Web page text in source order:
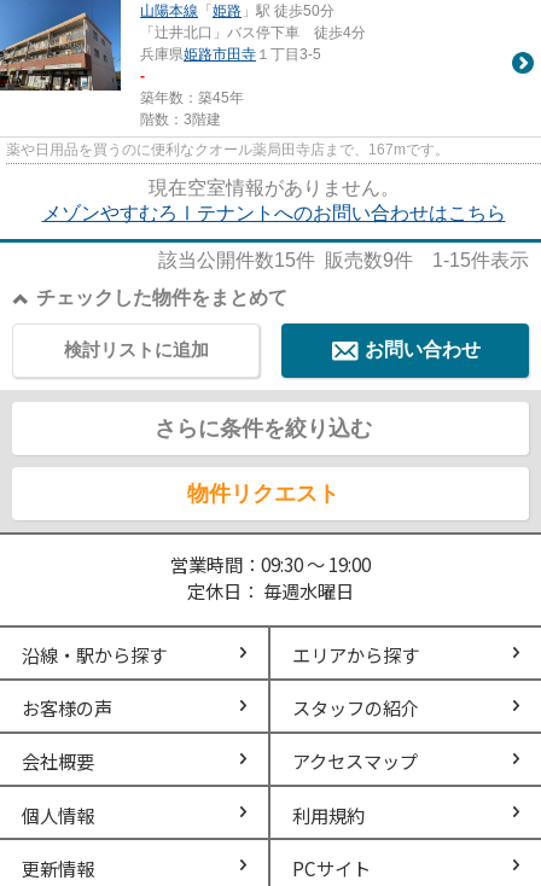
山陽本線 「姫路 」駅 徒歩50分
「辻井北口」バス停下車 徒歩4分
兵庫県姫路市田寺 １丁目3-5
-
築年数：築45年
階数：3階建
薬や日用品を買うのに便利なクオール薬局田寺店まで、167mです。
現在空室情報がありません。
メゾンやすむろⅠテナントへのお問い合わせはこちら
該当公開件数15件 販売数9件 1-15件表示
チェックした物件をまとめて
お問い合わせ
検討リストに追加
さらに条件を絞り込む
物件リクエスト
営業時間：09:30 ～ 19:00
定休日： 毎週水曜日
沿線・駅から探す エリアから探す
お客様の声 スタッフの紹介
会社概要 アクセスマップ
個人情報 利用規約
更新情報 PCサイト